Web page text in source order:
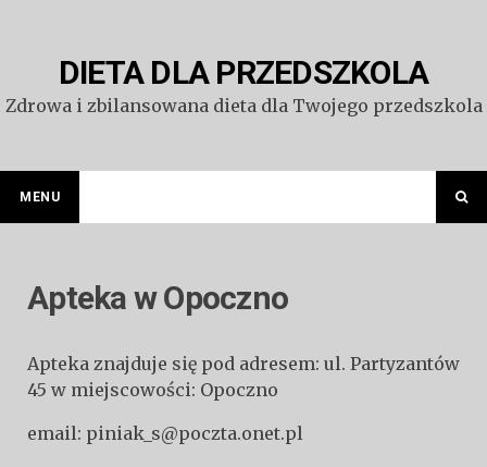
DIETA DLA PRZEDSZKOLA
Zdrowa i zbilansowana dieta dla Twojego przedszkola
MENU
Apteka w Opoczno
Apteka znajduje się pod adresem: ul. Partyzantów
45 w miejscowości: Opoczno
email: piniak_s@poczta.onet.pl